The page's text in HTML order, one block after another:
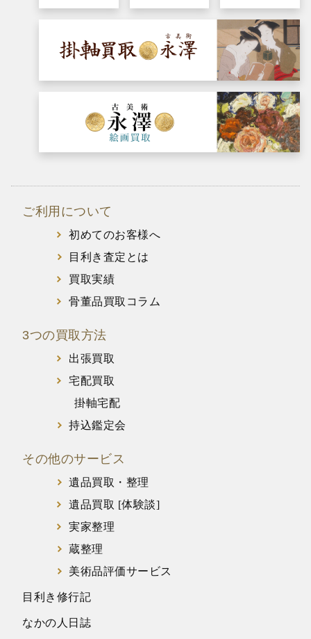
ご利用について
初めてのお客様へ
目利き査定とは
買取実績
骨董品買取コラム
3つの買取方法
出張買取
宅配買取
掛軸宅配
持込鑑定会
その他のサービス
遺品買取・整理
遺品買取 [体験談]
実家整理
蔵整理
美術品評価サービス
目利き修行記
なかの人日誌